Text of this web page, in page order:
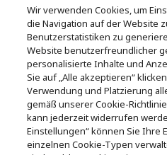
Kostenloser
Versand
vor
dem
© 2026 Acer Inc.
CPYou BV ist der autorisierte
Produkte und Dienstleistungen,
werden.
Wir verwenden Cookies, um
die Navigation auf der Website
Benutzerstatistiken zu
Website benutzerfreundlicher
personalisierte Inhalte und
Sie auf „Alle akzeptieren“
Verwendung und Platzierung
gemäß unserer Cookie-
kann jederzeit widerrufen
Einstellungen“ können Sie Ihre
einzelnen Cookie-Typen